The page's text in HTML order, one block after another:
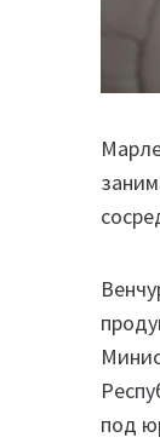
под